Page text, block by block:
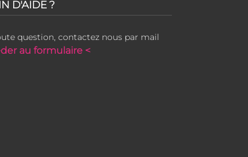
D'AIDE ?
question, contactez nous par mail
au formulaire <